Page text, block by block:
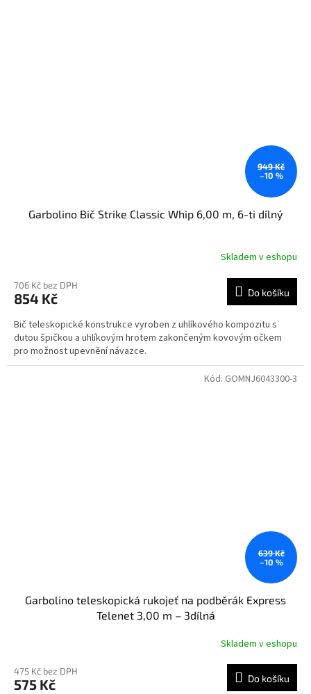
949 Kč
–10 %
Garbolino Bič Strike Classic Whip 6,00 m, 6-ti dílný
Skladem v eshopu
706 Kč bez DPH
854 Kč Do košíku
Bič teleskopické konstrukce vyroben z uhlíkového kompozitu s
dutou špičkou a uhlíkovým hrotem zakončeným kovovým očkem
pro možnost upevnění návazce.
639 Kč
–10 %
Garbolino teleskopická rukojeť na podběrák Express
Telenet 3,00 m – 3dílná
Skladem v eshopu
475 Kč bez DPH
575 Kč Do košíku
Kód: GOMNJ6043300-3